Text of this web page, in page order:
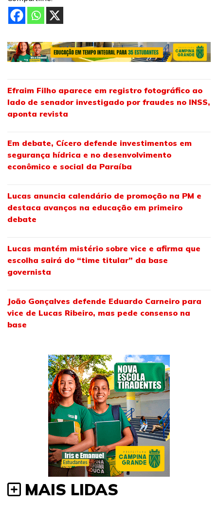
Efraim Filho aparece em registro fotográfico ao
lado de senador investigado por fraudes no INSS,
aponta revista
Em debate, Cícero defende investimentos em
segurança hídrica e no desenvolvimento
econômico e social da Paraíba
Lucas anuncia calendário de promoção na PM e
destaca avanços na educação em primeiro
debate
Lucas mantém mistério sobre vice e afirma que
escolha sairá do “time titular” da base
governista
João Gonçalves defende Eduardo Carneiro para
vice de Lucas Ribeiro, mas pede consenso na
base
MAIS LIDAS